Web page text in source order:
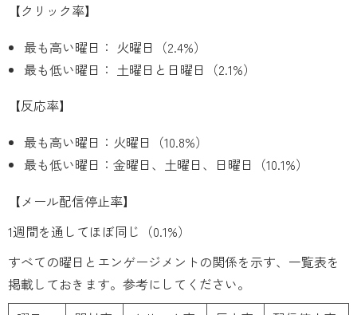
【クリック率】
最も高い曜日： 火曜日（2.4%）
最も低い曜日： 土曜日と日曜日（2.1%）
【反応率】
最も高い曜日：火曜日（10.8%）
最も低い曜日：金曜日、土曜日、日曜日（10.1%）
【メール配信停止率】
1週間を通してほぼ同じ（0.1%）
すべての曜日とエンゲージメントの関係を示す、一覧表を
掲載しておきます。参考にしてください。